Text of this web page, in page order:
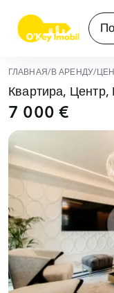
ГЛАВНАЯ/ В АРЕНДУ/
Квартира,
7 000 €